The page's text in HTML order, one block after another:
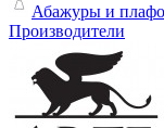
Абажуры и
Производители